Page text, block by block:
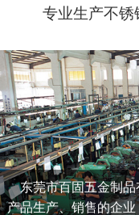
专业生产不锈
东莞市百固五金制品
产品生产、销售的企